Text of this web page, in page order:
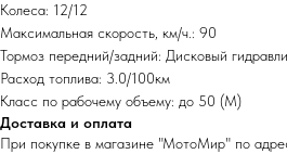
Колеса: 12/12
Максимальная скорость, км/ч.: 90
Тормоз передний/задний: Дисковый
Расход топлива: 3.0/100км
Класс по рабочему объему: до 50 (М)
Доставка и оплата
При покупке в магазине "МотоМир" по